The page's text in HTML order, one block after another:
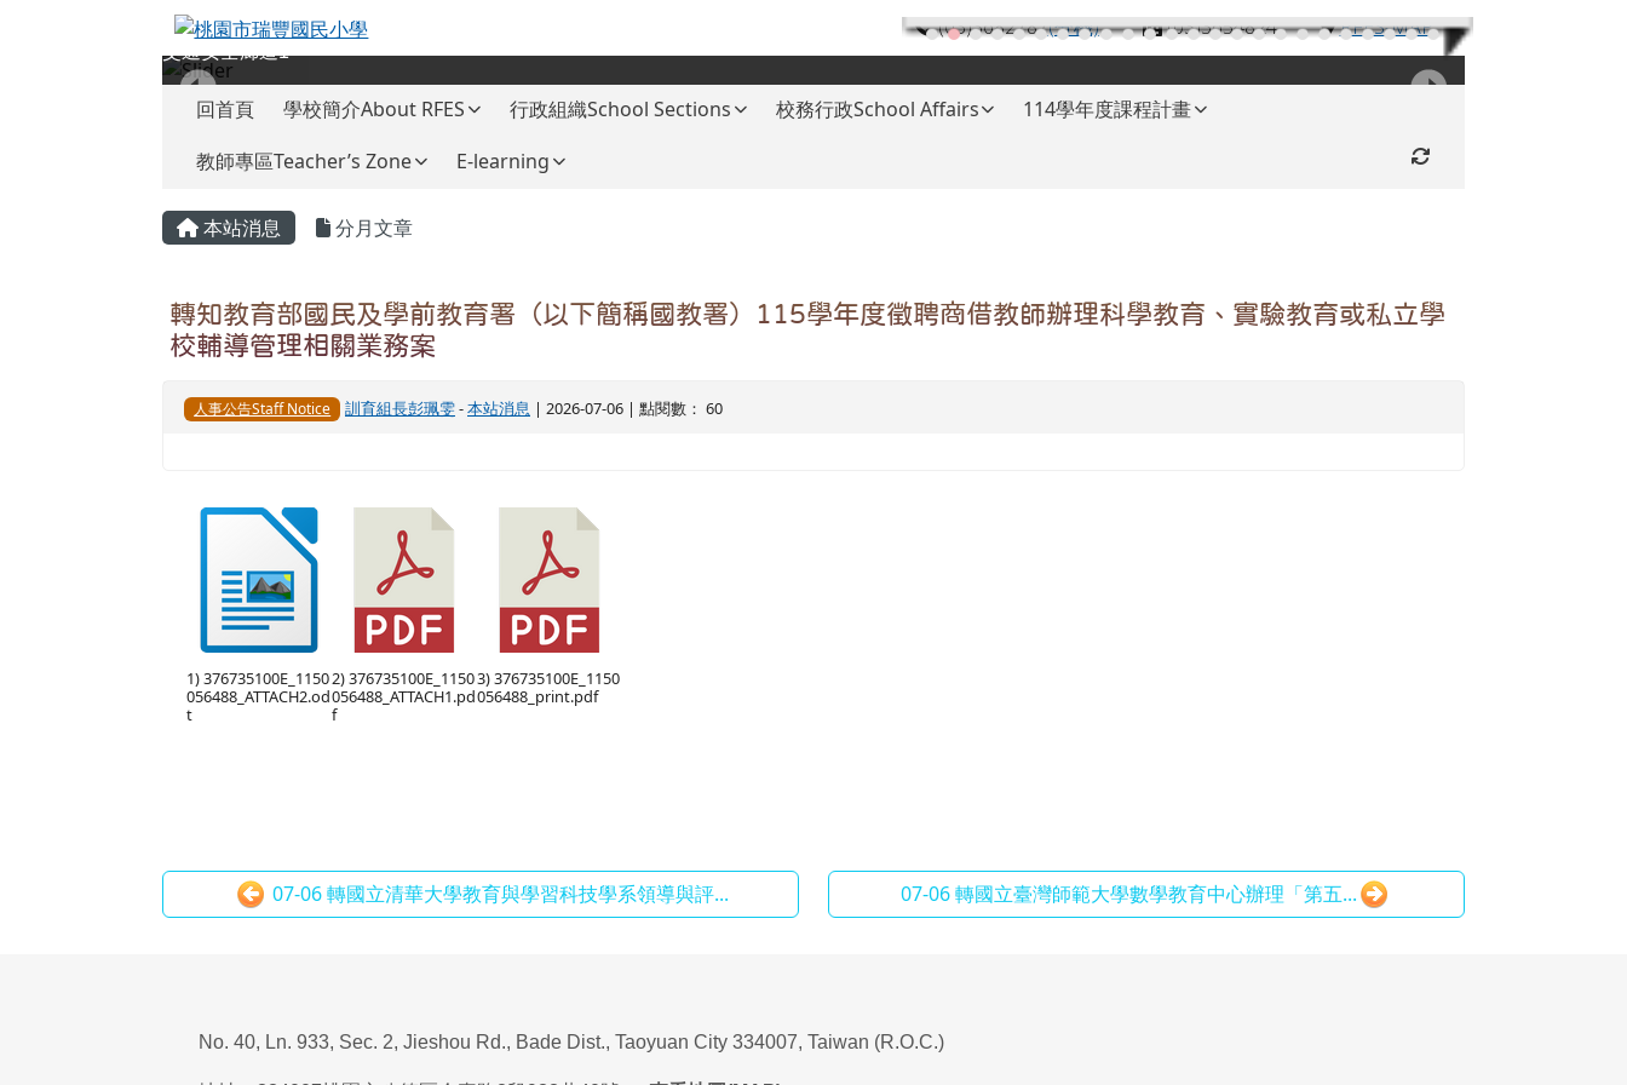
桃園市瑞豐國民小學 (03)3682787(分機) (03)3654824 RFES-MAP
交通安全廊道1
回首頁 學校簡介About RFES 行政組織School Sections 校務行政School Affairs
114學年度課程計畫
教師專區Teacher’s Zone
E-learning 重新取得佈景設定
主內容區域
本站消息 分月文章
轉知教育部國民及學前教育署（以下簡稱國教署）115學年度徵聘商借教師辦理科學教育、實驗教育或私立學
校輔導管理相關業務案
人事公告Staff Notice 訓育組長彭珮雯-本站消息 | 2026-07-06 | 點閱數： 60
1) 376735100E_1150
056488_ATTACH2.od
t
2) 376735100E_1150
056488_ATTACH1.pd
f
3) 376735100E_1150
056488_print.pdf
07-06 轉國立清華大學教育與學習科技學系領導與評... 07-06 轉國立臺灣師範大學數學教育中心辦理「第五...
No. 40, Ln. 933, Sec. 2, Jieshou Rd., Bade Dist., Taoyuan City 334007, Taiwan (R.O.C.)